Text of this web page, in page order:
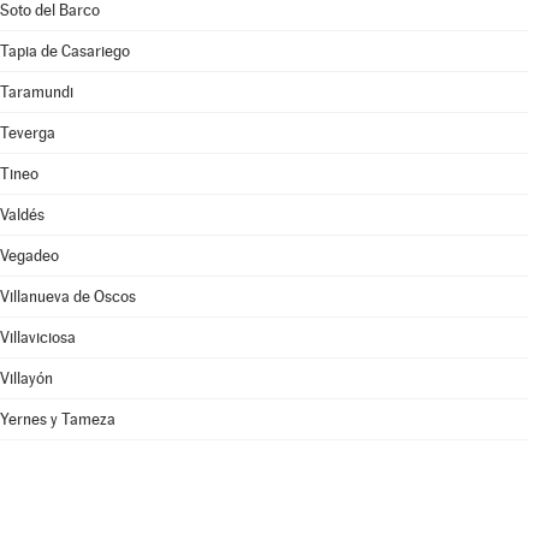
Soto del Barco
Tapia de Casariego
Taramundi
Teverga
Tineo
Valdés
Vegadeo
Villanueva de Oscos
Villaviciosa
Villayón
Yernes y Tameza